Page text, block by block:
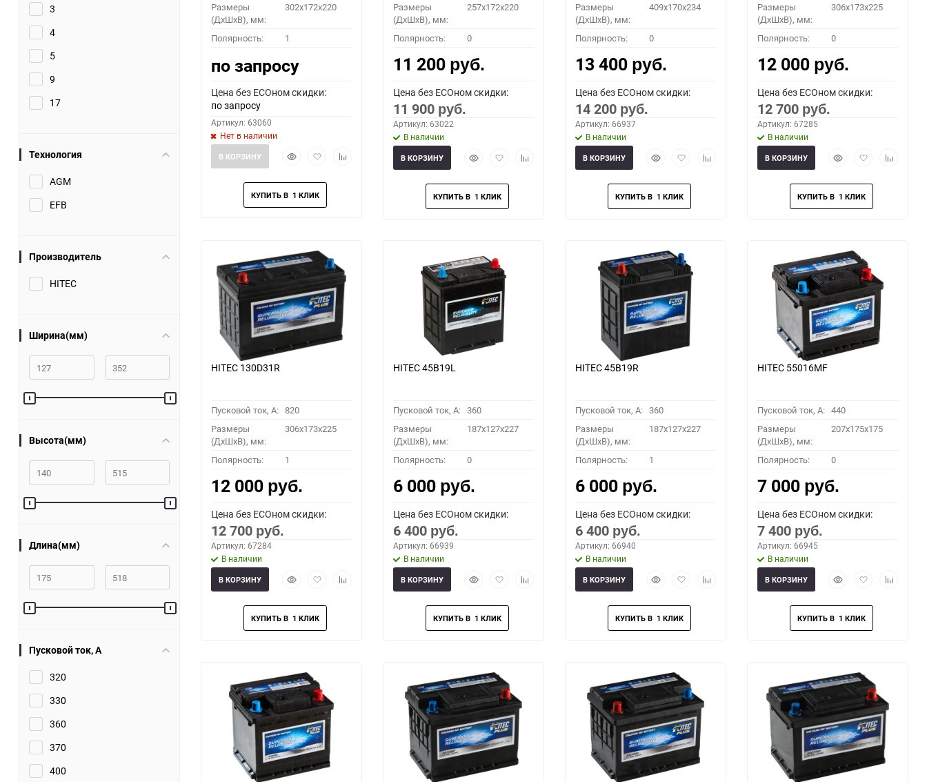
3
4
5
9
17
Технология
AGM
EFB
Производитель
HITEC
Ширина(мм)
Высота(мм)
Длина(мм)
Пусковой ток, A
320
330
360
370
400
Размеры
(ДхШхВ), мм:
302x172x220
Полярность: 1
по запросу
Цена без ECOном скидки:
по запросу
Артикул: 63060
Нет в наличии
БыстрыйДобавить
избранное
Добавить
В КОРЗИНУ
Размеры
(ДхШхВ), мм:
257x172x220
Полярность: 0
11 200 руб.
Цена без ECOном скидки:
11 900 руб.
Артикул: 63022
В наличии
БыстрыйДобавить
избранное
Добавить
В КОРЗИНУ
Размеры
(ДхШхВ), мм:
409x170x234
Полярность: 0
13 400 руб.
Цена без ECOном скидки:
14 200 руб.
Артикул: 66937
В наличии
БыстрыйДобавить
избранное
Добавить
В КОРЗИНУ
Размеры
(ДхШхВ), мм:
306x173x225
Полярность: 0
12 000 руб.
Цена без ECOном скидки:
12 700 руб.
Артикул: 67285
В наличии
БыстрыйДобавить
избранное
Добавить
В КОРЗИНУ
HITEC 130D31R
Пусковой ток, A: 820
Размеры
(ДхШхВ), мм:
306x173x225
Полярность: 1
12 000 руб.
Цена без ECOном скидки:
12 700 руб.
Артикул: 67284
В наличии
БыстрыйДобавить
избранное
Добавить
В КОРЗИНУ
HITEC 45B19L
Пусковой ток, A: 360
Размеры
(ДхШхВ), мм:
187x127x227
Полярность: 0
6 000 руб.
Цена без ECOном скидки:
6 400 руб.
Артикул: 66939
В наличии
БыстрыйДобавить
избранное
Добавить
В КОРЗИНУ
HITEC 45B19R
Пусковой ток, A: 360
Размеры
(ДхШхВ), мм:
187x127x227
Полярность: 1
6 000 руб.
Цена без ECOном скидки:
6 400 руб.
Артикул: 66940
В наличии
БыстрыйДобавить
избранное
Добавить
В КОРЗИНУ
HITEC 55016MF
Пусковой ток, A: 440
Размеры
(ДхШхВ), мм:
207x175x175
Полярность: 0
7 000 руб.
Цена без ECOном скидки:
7 400 руб.
Артикул: 66945
В наличии
БыстрыйДобавить
избранное
Добавить
В КОРЗИНУ